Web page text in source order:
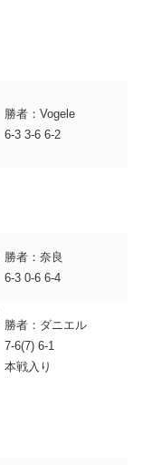
勝者：Vogele
6-3 3-6 6-2
勝者：奈良
6-3 0-6 6-4
勝者：ダニエル
7-6(7) 6-1
本戦入り